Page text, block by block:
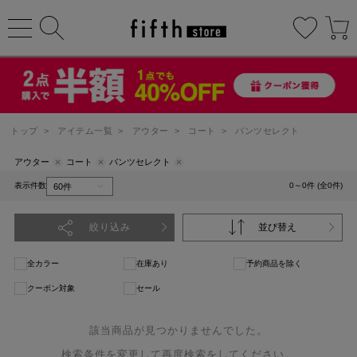
トップ > アイテム一覧 > アウター > コート > パンツセレクト
アウター コート パンツセレクト
表示件数 0～0件 (全0件)
絞り込み 並び替え
全カラー 在庫あり 予約商品を除く
クーポン対象 セール
該当商品が見つかりませんでした。
検索条件を変更して再度検索をしてください。